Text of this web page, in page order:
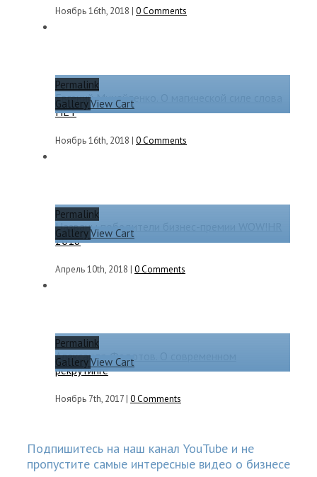
Ноябрь 16th, 2018 | 0 Comments
Permalink
GalleryView Cart
Евгений Михайленко. О магической силе слова
НЕТ
Ноябрь 16th, 2018 | 0 Comments
Permalink
GalleryView Cart
Названы победители бизнес-премии WOW!HR
2018
Апрель 10th, 2018 | 0 Comments
Permalink
GalleryView Cart
Александр Федотов. О современном
рекрутинге
Ноябрь 7th, 2017 | 0 Comments
Подпишитесь на наш канал YouTube и не
пропустите самые интересные видео о бизнесе